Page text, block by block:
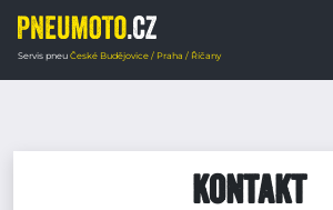
Servis pneu České Budějovice / Praha / Říčany
Kontakt